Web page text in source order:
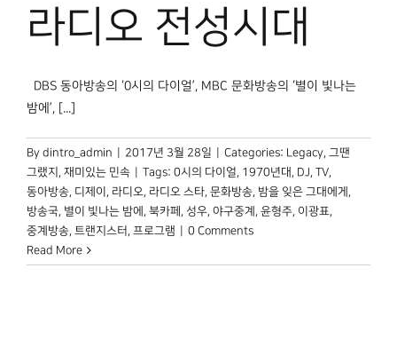
라디오 전성시대
DBS 동아방송의 ‘0시의 다이얼’, MBC 문화방송의 ‘별이 빛나는
밤에’, [...]
By dintro_admin 2017년 3월 28일 Categories: Legacy, 그땐
그랬지 , 재미있는 민속 Tags: 0시의 다이얼, 1970년대 , DJ, TV,
동아방송, 디제이 , 라디오, 라디오 스타, 문화방송, 밤을 잊은 그대에게 ,
방송국, 별이 빛나는 밤에 , 북카페 , 성우, 야구중계 , 윤형주, 이광표,
중계방송, 트랜지스터 , 프로그램
0 Comments
Read More